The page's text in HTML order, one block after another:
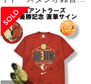
ミュージカル エリザベ
ート